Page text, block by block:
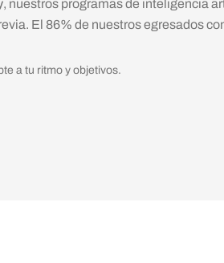
, nuestros programas de inteligencia
El 86% de nuestros egresados
a tu ritmo y objetivos.